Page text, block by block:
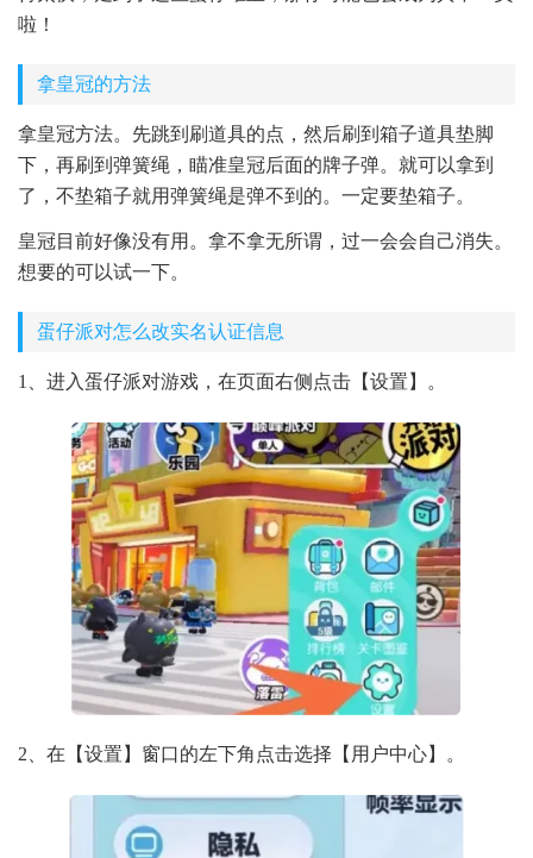
啦！
拿皇冠的方法
拿皇冠方法。先跳到刷道具的点，然后刷到箱子道具垫脚
下，再刷到弹簧绳，瞄准皇冠后面的牌子弹。就可以拿到
了，不垫箱子就用弹簧绳是弹不到的。一定要垫箱子。
皇冠目前好像没有用。拿不拿无所谓，过一会会自己消失。
想要的可以试一下。
蛋仔派对怎么改实名认证信息
1、进入蛋仔派对游戏，在页面右侧点击【设置】。
2、在【设置】窗口的左下角点击选择【用户中心】。